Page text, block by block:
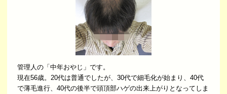
管理人の「中年おやじ」です。
現在56歳。20代は普通でしたが、30代で細毛化が始まり、40代
で薄毛進行、40代の後半で頭頂部ハゲの出来上がりとなってしま